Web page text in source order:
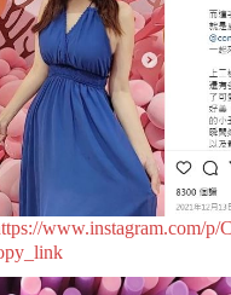
www.instagram.com/